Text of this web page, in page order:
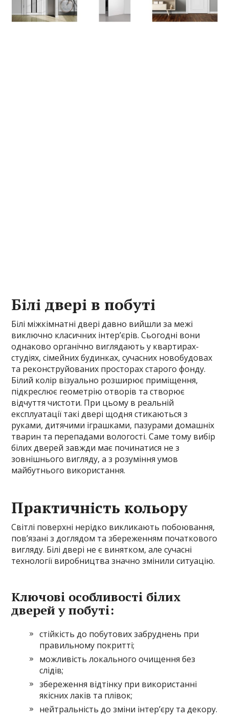
Білі двері в побуті
Білі міжкімнатні двері давно вийшли за межі
виключно класичних інтер’єрів. Сьогодні вони
однаково органічно виглядають у квартирах-
студіях, сімейних будинках, сучасних новобудовах
та реконструйованих просторах старого фонду.
Білий колір візуально розширює приміщення,
підкреслює геометрію отворів та створює
відчуття чистоти. При цьому в реальній
експлуатації такі двері щодня стикаються з
руками, дитячими іграшками, пазурами домашніх
тварин та перепадами вологості. Саме тому вибір
білих дверей завжди має починатися не з
зовнішнього вигляду, а з розуміння умов
майбутнього використання.
Практичність кольору
Світлі поверхні нерідко викликають побоювання,
пов’язані з доглядом та збереженням початкового
вигляду. Білі двері не є винятком, але сучасні
технології виробництва значно змінили ситуацію.
Ключові особливості білих
дверей у побуті:
стійкість до побутових забруднень при
правильному покритті;
можливість локального очищення без
слідів;
збереження відтінку при використанні
якісних лаків та плівок;
нейтральність до зміни інтер’єру та декору.